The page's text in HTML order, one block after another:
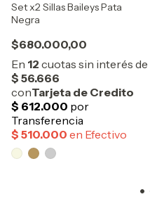
Set x2 Sillas Baileys Pata
Negra
$680.000,00